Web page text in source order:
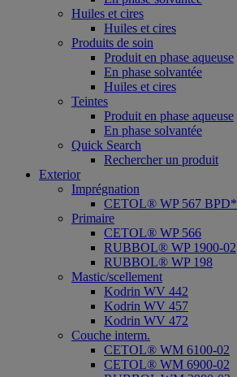
Huiles et cires
Huiles et cires
Produits de soin
Produit en phase aqueuse
En phase solvantée
Huiles et cires
Teintes
Produit en phase aqueuse
En phase solvantée
Quick Search
Rechercher un produit
Exterior
Imprégnation
CETOL® WP 567 BPD*
Primaire
CETOL® WP 566
RUBBOL® WP 1900-02
RUBBOL® WP 198
Mastic/scellement
Kodrin WV 442
Kodrin WV 457
Kodrin WV 472
Couche interm.
CETOL® WM 6100-02
CETOL® WM 6900-02